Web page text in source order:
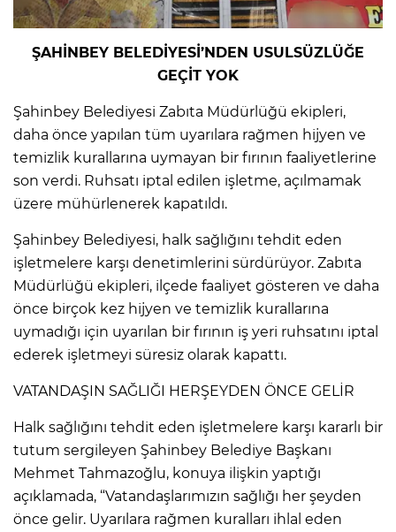
ŞAHİNBEY BELEDİYESİ’NDEN USULSÜZLÜĞE
GEÇİT YOK
Şahinbey Belediyesi Zabıta Müdürlüğü ekipleri,
daha önce yapılan tüm uyarılara rağmen hijyen ve
temizlik kurallarına uymayan bir fırının faaliyetlerine
son verdi. Ruhsatı iptal edilen işletme, açılmamak
üzere mühürlenerek kapatıldı.
Şahinbey Belediyesi, halk sağlığını tehdit eden
işletmelere karşı denetimlerini sürdürüyor. Zabıta
Müdürlüğü ekipleri, ilçede faaliyet gösteren ve daha
önce birçok kez hijyen ve temizlik kurallarına
uymadığı için uyarılan bir fırının iş yeri ruhsatını iptal
ederek işletmeyi süresiz olarak kapattı.
VATANDAŞIN SAĞLIĞI HERŞEYDEN ÖNCE GELİR
Halk sağlığını tehdit eden işletmelere karşı kararlı bir
tutum sergileyen Şahinbey Belediye Başkanı
Mehmet Tahmazoğlu, konuya ilişkin yaptığı
açıklamada, “Vatandaşlarımızın sağlığı her şeyden
önce gelir. Uyarılara rağmen kuralları ihlal eden